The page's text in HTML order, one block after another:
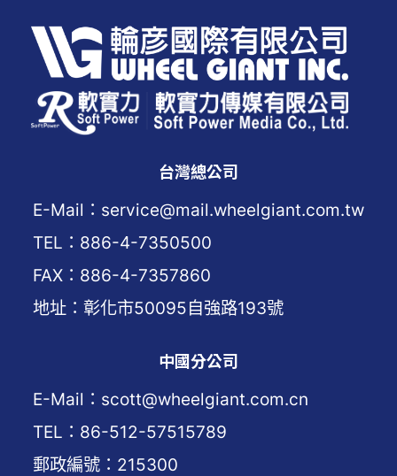
台灣總公司
E-Mail：service@mail.wheelgiant.com.tw
TEL：886-4-7350500
FAX：886-4-7357860
地址：彰化市50095自強路193號
中國分公司
E-Mail：scott@wheelgiant.com.cn
TEL：86-512-57515789
郵政編號：215300